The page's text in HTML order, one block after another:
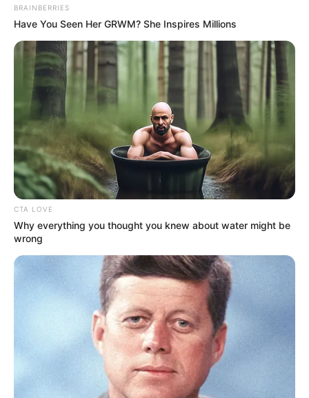
BRAINBERRIES
Have You Seen Her GRWM? She Inspires Millions
CTA LOVE
Why everything you thought you knew about water might be
wrong